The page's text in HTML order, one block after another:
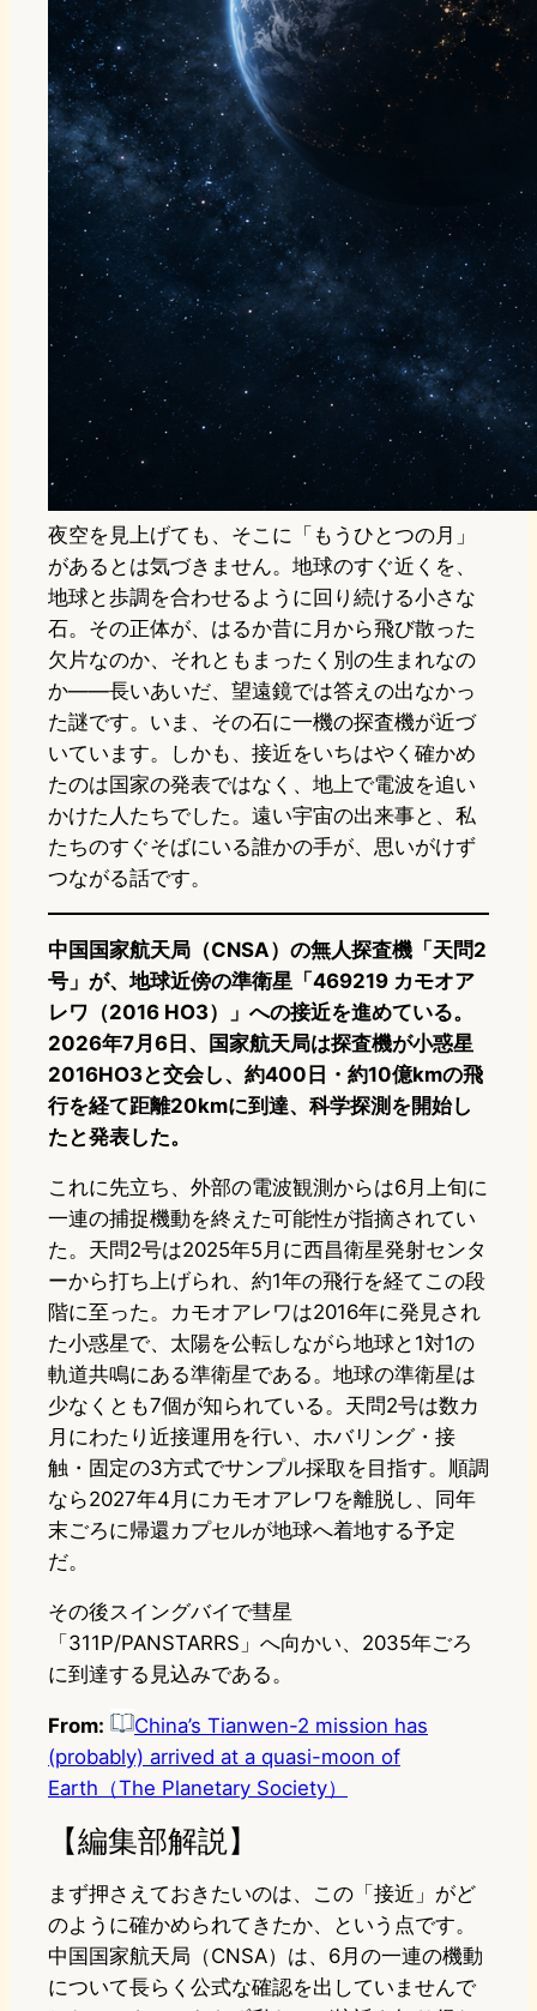
夜空を見上げても、そこに「もうひとつの月」
があるとは気づきません。地球のすぐ近くを、
地球と歩調を合わせるように回り続ける小さな
石。その正体が、はるか昔に月から飛び散った
欠片なのか、それともまったく別の生まれなの
か――長いあいだ、望遠鏡では答えの出なかっ
た謎です。いま、その石に一機の探査機が近づ
いています。しかも、接近をいちはやく確かめ
たのは国家の発表ではなく、地上で電波を追い
かけた人たちでした。遠い宇宙の出来事と、私
たちのすぐそばにいる誰かの手が、思いがけず
つながる話です。
中国国家航天局（CNSA）の無人探査機「天問2
号」が、地球近傍の準衛星「469219 カモオア
レワ（2016 HO3）」への接近を進めている。
2026年7月6日、国家航天局は探査機が小惑星
2016HO3と交会し、約400日・約10億kmの飛
行を経て距離20kmに到達、科学探測を開始し
たと発表した。
これに先立ち、外部の電波観測からは6月上旬に
一連の捕捉機動を終えた可能性が指摘されてい
た。天問2号は2025年5月に西昌衛星発射センタ
ーから打ち上げられ、約1年の飛行を経てこの段
階に至った。カモオアレワは2016年に発見され
た小惑星で、太陽を公転しながら地球と1対1の
軌道共鳴にある準衛星である。地球の準衛星は
少なくとも7個が知られている。天問2号は数カ
月にわたり近接運用を行い、ホバリング・接
触・固定の3方式でサンプル採取を目指す。順調
なら2027年4月にカモオアレワを離脱し、同年
末ごろに帰還カプセルが地球へ着地する予定
だ。
その後スイングバイで彗星
「311P/PANSTARRS」へ向かい、2035年ごろ
に到達する見込みである。
From:
China’s Tianwen-2 mission has
(probably) arrived at a quasi-moon of
Earth（The Planetary Society）
【編集部解説】
まず押さえておきたいのは、この「接近」がど
のように確かめられてきたか、という点です。
中国国家航天局（CNSA）は、6月の一連の機動
について長らく公式な確認を出していませんで